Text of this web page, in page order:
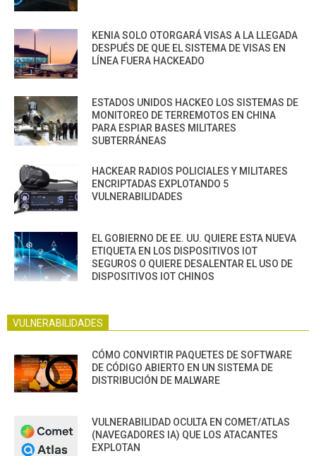
KENIA SOLO OTORGARÁ VISAS A LA LLEGADA
DESPUÉS DE QUE EL SISTEMA DE VISAS EN
LÍNEA FUERA HACKEADO
ESTADOS UNIDOS HACKEO LOS SISTEMAS DE
MONITOREO DE TERREMOTOS EN CHINA
PARA ESPIAR BASES MILITARES
SUBTERRÁNEAS
HACKEAR RADIOS POLICIALES Y MILITARES
ENCRIPTADAS EXPLOTANDO 5
VULNERABILIDADES
EL GOBIERNO DE EE. UU. QUIERE ESTA NUEVA
ETIQUETA EN LOS DISPOSITIVOS IOT
SEGUROS O QUIERE DESALENTAR EL USO DE
DISPOSITIVOS IOT CHINOS
VULNERABILIDADES
CÓMO CONVIRTIR PAQUETES DE SOFTWARE
DE CÓDIGO ABIERTO EN UN SISTEMA DE
DISTRIBUCIÓN DE MALWARE
VULNERABILIDAD OCULTA EN COMET/ATLAS
(NAVEGADORES IA) QUE LOS ATACANTES
EXPLOTAN